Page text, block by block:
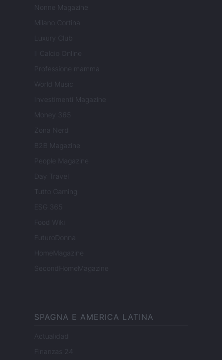
Nonne Magazine
Milano Cortina
Luxury Club
Il Calcio Online
Professione mamma
World Music
Investimenti Magazine
Money 365
Zona Nerd
B2B Magazine
People Magazine
Day Travel
Tutto Gaming
ESG 365
Food Wiki
FuturoDonna
HomeMagazine
SecondHomeMagazine
SPAGNA E AMERICA LATINA
Actualidad
Finanzas 24